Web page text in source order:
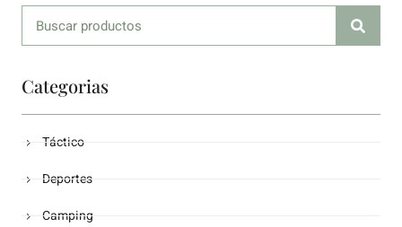
Categorias
Táctico
Deportes
Camping